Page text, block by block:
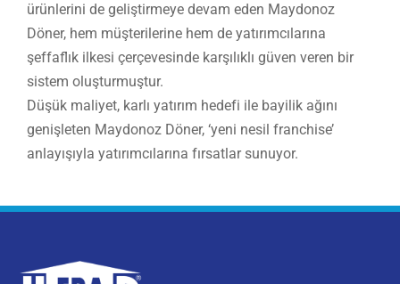
ürünlerini de geliştirmeye devam eden Maydonoz
Döner, hem müşterilerine hem de yatırımcılarına
şeffaflık ilkesi çerçevesinde karşılıklı güven veren bir
sistem oluşturmuştur.
Düşük maliyet, karlı yatırım hedefi ile bayilik ağını
genişleten Maydonoz Döner, ‘yeni nesil franchise’
anlayışıyla yatırımcılarına fırsatlar sunuyor.